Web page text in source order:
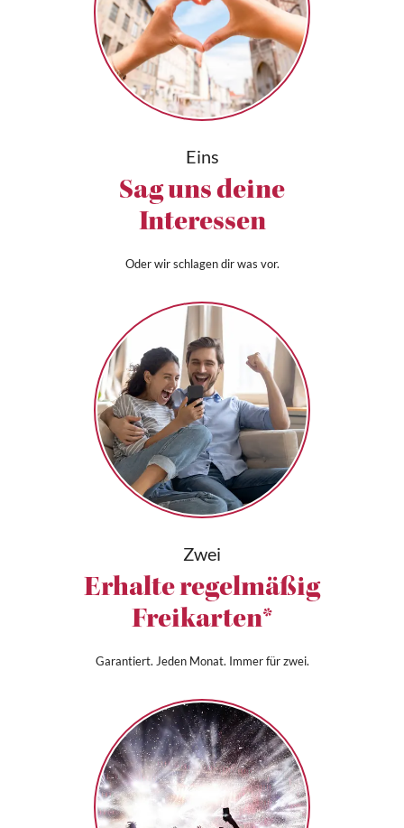
Eins
Sag uns deine
Interessen
Oder wir schlagen dir was vor.
Zwei
Erhalte regelmäßig
Freikarten*
Garantiert. Jeden Monat. Immer für zwei.